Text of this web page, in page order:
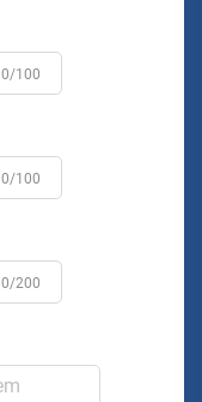
0/100
0/100
0/200